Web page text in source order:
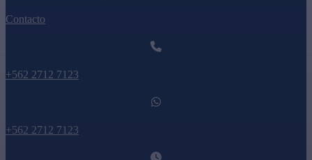
Contacto
+562 2712 7123
+562 2712 7123